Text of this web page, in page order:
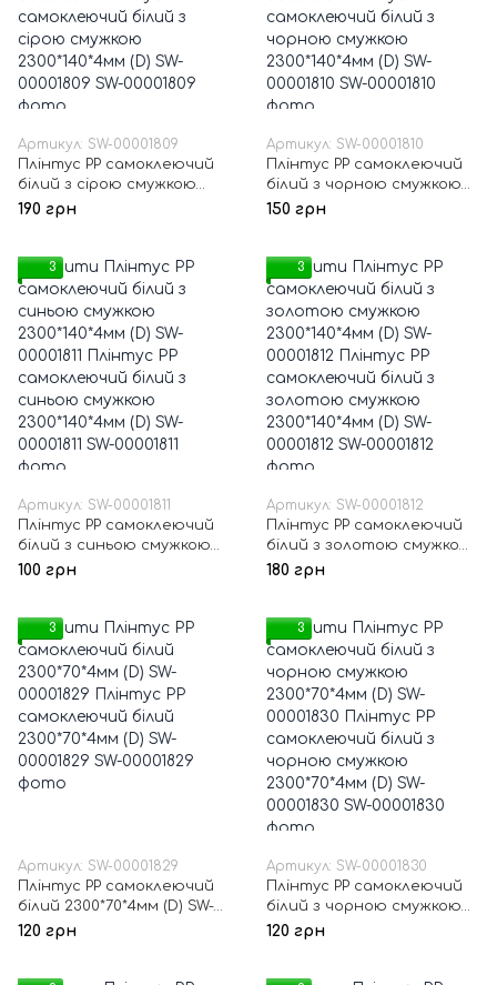
Артикул: SW-00001809
Плінтус РР самоклеючий
білий з сірою смужкою
2300*140*4мм (D) SW-
190 грн
Артикул: SW-00001810
Плінтус РР самоклеючий
білий з чорною смужкою
2300*140*4мм (D) SW-
150 грн
3
Артикул: SW-00001811
Плінтус РР самоклеючий
білий з синьою смужкою
2300*140*4мм (D) SW-
100 грн
3
Артикул: SW-00001812
Плінтус РР самоклеючий
білий з золотою смужкою
2300*140*4мм (D) SW-
180 грн
3
Артикул: SW-00001829
Плінтус РР самоклеючий
білий 2300*70*4мм (D) SW-
00001829
120 грн
3
Артикул: SW-00001830
Плінтус РР самоклеючий
білий з чорною смужкою
2300*70*4мм (D) SW-
120 грн